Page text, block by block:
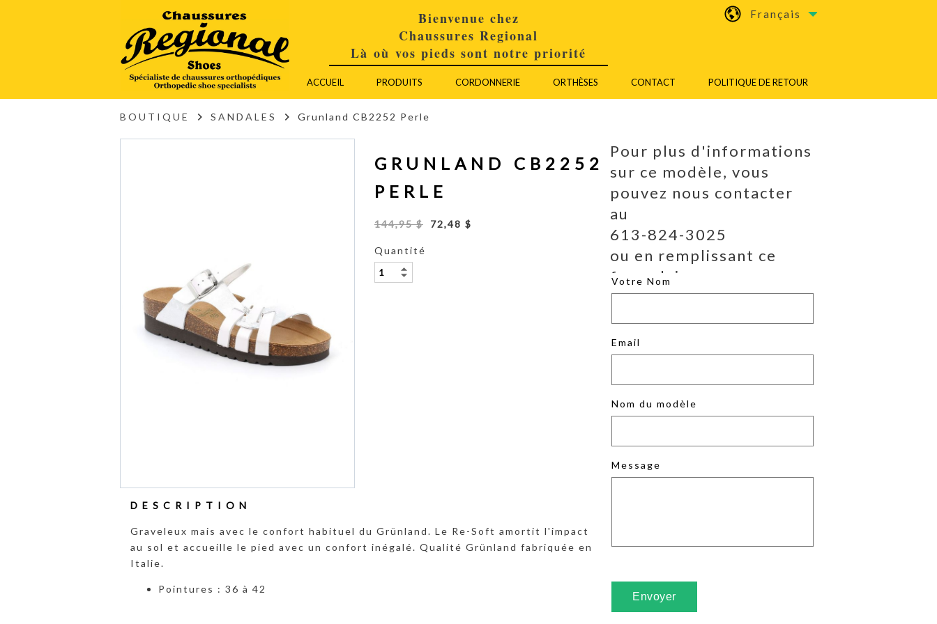
Français
Bienvenue chez
Chaussures Regional
Là où vos pieds sont notre priorité
ACCUEIL PRODUITS CORDONNERIE ORTHÈSES CONTACT POLITIQUE DE RETOUR
BOUTIQUE SANDALES Grunland CB2252 Perle
GRUNLAND CB2252
PERLE
144,95 $ 72,48 $
Quantité
DESCRIPTION
Graveleux mais avec le confort habituel du Grünland. Le Re-Soft amortit l'impact
au sol et accueille le pied avec un confort inégalé. Qualité Grünland fabriquée en
Italie.
Pointures : 36 à 42
Pour plus d'informations
sur ce modèle, vous
pouvez nous contacter
au
613-824-3025
ou en remplissant ce
formulaire.
Votre Nom
Email
Nom du modèle
Message